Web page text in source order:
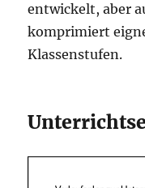
entwickelt, aber
komprimiert
Klassenstufen.